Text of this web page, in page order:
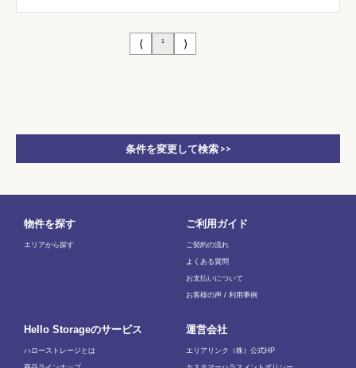
⟨ 1 ⟩
条件を変更して検索 >>
物件を探す
エリアから探す
ご利用ガイド
ご契約の流れ
よくある質問
お支払いについて
お客様の声 / 利用事例
Hello Storageのサービス
ハローストレージとは
運営会社
エリアリンク（株）公式HP